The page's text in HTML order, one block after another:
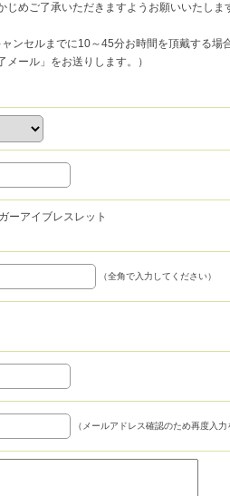
めご了承いただきますようお願いいたしま
ンセルまでに10～45分お時間を頂戴する場
ール」をお送りします。）
ーアイブレスレット
（全角で入力してください）
（メールアドレス確認のため再度入